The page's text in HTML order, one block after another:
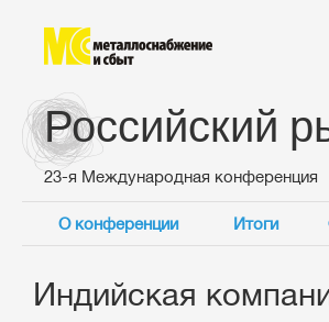
Российский
23-я Международная конференция
О конференции Итоги
Индийская